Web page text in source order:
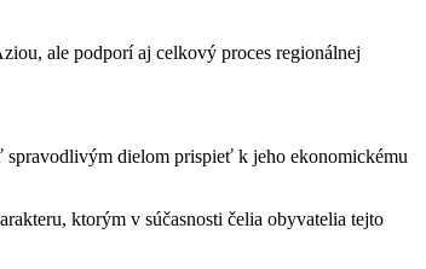
ale podporí aj celkový proces regionálnej
dielom prispieť k jeho ekonomickému
ktorým v súčasnosti čelia obyvatelia tejto